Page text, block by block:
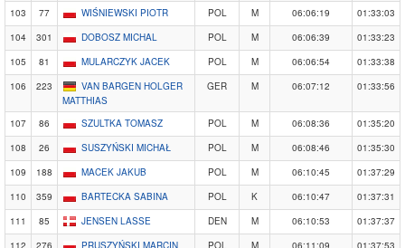
103
77 WIŚNIEWSKI PIOTR POL M 06:06:19
01:33:03
104
301 DOBOSZ MICHAL POL M 06:06:39
01:33:23
105
81 MULARCZYK JACEK POL M 06:06:54
01:33:38
106
223
VAN BARGEN HOLGER
MATTHIAS
GER M 06:07:12 01:33:56
107 86 SZULTKA TOMASZ POL M 06:08:36
01:35:20
108
26 SUSZYŃSKI MICHAŁ POL M 06:08:46
01:35:30
109
188 MACEK JAKUB POL M 06:10:45
01:37:29
110
359 BARTECKA SABINA POL K 06:10:47
01:37:31
111
85 JENSEN LASSE DEN M 06:10:53
01:37:37
112
276 PRUSZYŃSKI MARCIN POL M 06:11:09
01:37:53